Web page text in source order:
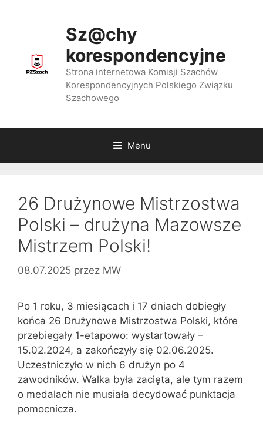
Sz@chy
korespondencyjne
Strona internetowa Komisji Szachów
Korespondencyjnych Polskiego Związku
Szachowego
Menu
26 Drużynowe Mistrzostwa
Polski – drużyna Mazowsze
Mistrzem Polski!
08.07.2025 przez MW
Po 1 roku, 3 miesiącach i 17 dniach dobiegły
końca 26 Drużynowe Mistrzostwa Polski, które
przebiegały 1-etapowo: wystartowały –
15.02.2024, a zakończyły się 02.06.2025.
Uczestniczyło w nich 6 drużyn po 4
zawodników. Walka była zacięta, ale tym razem
o medalach nie musiała decydować punktacja
pomocnicza.